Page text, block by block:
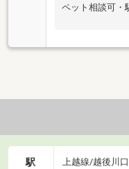
ペット相談可・
駅 上越線/越後川口